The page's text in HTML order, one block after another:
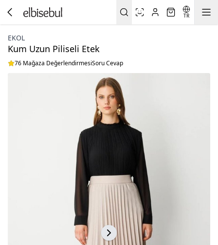
TR
EKOL
Kum Uzun Piliseli Etek
76 Mağaza DeğerlendirmesiSoru Cevap